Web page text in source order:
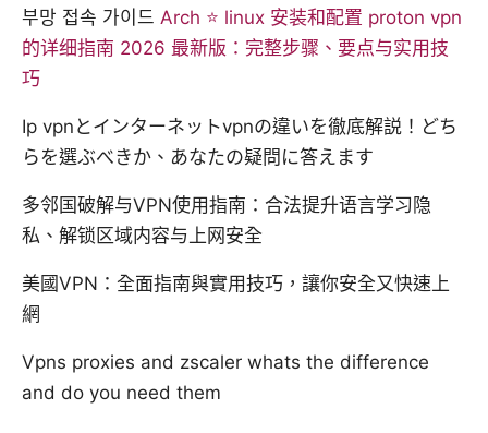
부망 접속 가이드 Arch ⭐ linux 安装和配置 proton vpn
的详细指南 2026 最新版：完整步骤、要点与实用技
巧
Ip vpnとインターネットvpnの違いを徹底解説！どち
らを選ぶべきか、あなたの疑問に答えます
多邻国破解与VPN使用指南：合法提升语言学习隐
私、解锁区域内容与上网安全
美國VPN：全面指南與實用技巧，讓你安全又快速上
網
Vpns proxies and zscaler whats the difference
and do you need them